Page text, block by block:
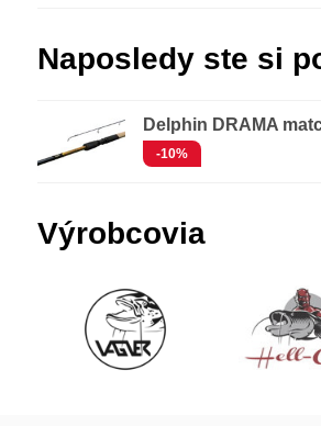
Naposledy ste si
Delphin DRAMA
-10%
Výrobcovia